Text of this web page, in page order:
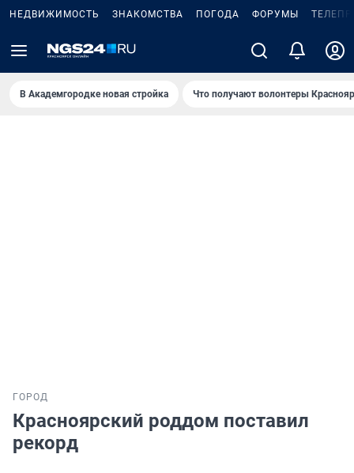
НЕДВИЖИМОСТЬ ЗНАКОМСТВА ПОГОДА ФОРУМЫ
В Академгородке новая стройка Что получают волонтеры
ГОРОД
Красноярский роддом поставил
рекорд